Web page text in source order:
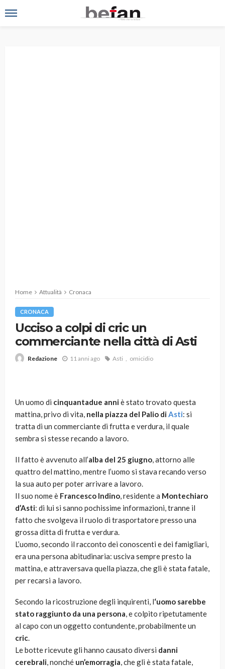
Home Attualità Cronaca
CRONACA
Ucciso a colpi di cric un
commerciante nella città di Asti
Redazione 11 anni ago Asti omicidio
Un uomo di cinquantadue anniè stato trovato questa
mattina, privo di vita, nella piazza del Palio diAsti: si
tratta di un commerciante di frutta e verdura, il quale
sembra si stesse recando a lavoro.
Il fatto è avvenuto all’alba del 25 giugno, attorno alle
quattro del mattino, mentre l’uomo si stava recando verso
la sua auto per poter arrivare a lavoro.
Il suo nome è Francesco Indino, residente a Montechiaro
d’Asti: di lui si sanno pochissime informazioni, tranne il
fatto che svolgeva il ruolo di trasportatore presso una
grossa ditta di frutta e verdura.
L’uomo, secondo il racconto dei conoscenti e dei famigliari,
era una persona abitudinaria: usciva sempre presto la
mattina, e attraversava quella piazza, che gli è stata fatale,
per recarsi a lavoro.
Secondo la ricostruzione degli inquirenti, l‘uomo sarebbe
stato raggiunto da una persona, e colpito ripetutamente
al capo con un oggetto contundente, probabilmente un
cric.
Le botte ricevute gli hanno causato diversi danni
cerebrali, nonché un’emorragia, che gli è stata fatale,